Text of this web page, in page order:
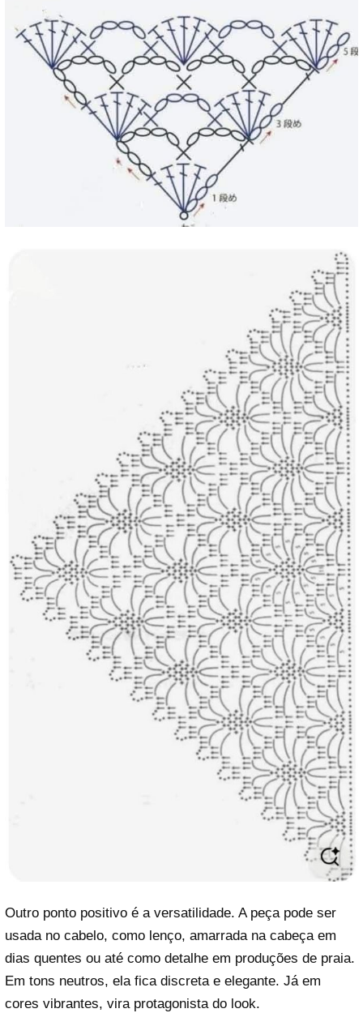
Outro ponto positivo é a versatilidade. A peça pode ser
usada no cabelo, como lenço, amarrada na cabeça em
dias quentes ou até como detalhe em produções de praia.
Em tons neutros, ela fica discreta e elegante. Já em
cores vibrantes, vira protagonista do look.